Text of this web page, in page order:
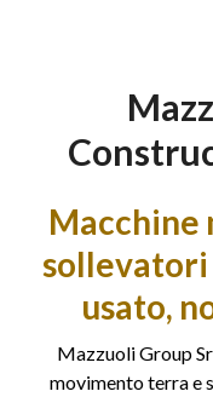
cellulare
Macchine
sollevatori
usato,
Mazzuoli Group
movimento terra e